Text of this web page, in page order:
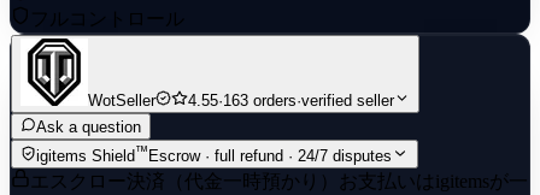
フルコントロール
WotSeller 4.55·163 orders·verified seller
Ask a question
igitems Shield™ Escrow · full refund · 24/7 disputes
エスクロー決済（代金一時預かり） お支払いはigitemsが一